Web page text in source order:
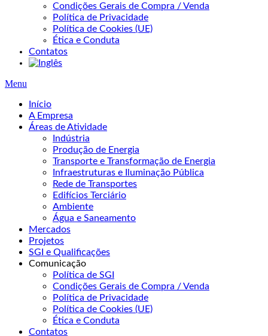
Condições Gerais de Compra / Venda
Política de Privacidade
Política de Cookies (UE)
Ética e Conduta
Contatos
Menu
Início
A Empresa
Áreas de Atividade
Indústria
Produção de Energia
Transporte e Transformação de Energia
Infraestruturas e Iluminação Pública
Rede de Transportes
Edifícios Terciário
Ambiente
Água e Saneamento
Mercados
Projetos
SGI e Qualificações
Comunicação
Política de SGI
Condições Gerais de Compra / Venda
Política de Privacidade
Política de Cookies (UE)
Ética e Conduta
Contatos